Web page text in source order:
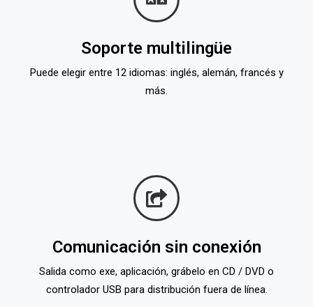
Soporte multilingüe
Puede elegir entre 12 idiomas: inglés, alemán, francés y
más.
Comunicación sin conexión
Salida como exe, aplicación, grábelo en CD / DVD o
controlador USB para distribución fuera de línea.